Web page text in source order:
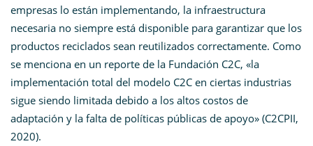
empresas lo están implementando, la infraestructura
necesaria no siempre está disponible para garantizar que los
productos reciclados sean reutilizados correctamente. Como
se menciona en un reporte de la Fundación C2C, «la
implementación total del modelo C2C en ciertas industrias
sigue siendo limitada debido a los altos costos de
adaptación y la falta de políticas públicas de apoyo» (C2CPII,
2020)​.